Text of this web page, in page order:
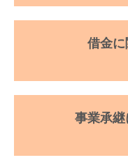
借金
事業承